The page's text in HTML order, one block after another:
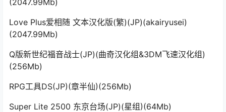
(2047.99Mb)
Love Plus爱相随 文本汉化版(繁)(JP)(akairyusei)
(2047.99Mb)
Q版新世纪福音战士(JP)(曲奇汉化组&3DM飞速汉化组)
(256Mb)
RPG工具DS(JP)(章半仙)(256Mb)
Super Lite 2500 东京台场(JP)(星组)(64Mb)